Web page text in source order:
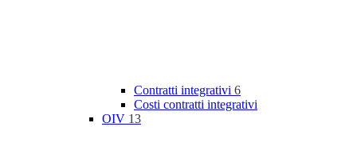
Contratti integrativi 6
Costi contratti integrativi
OIV 13